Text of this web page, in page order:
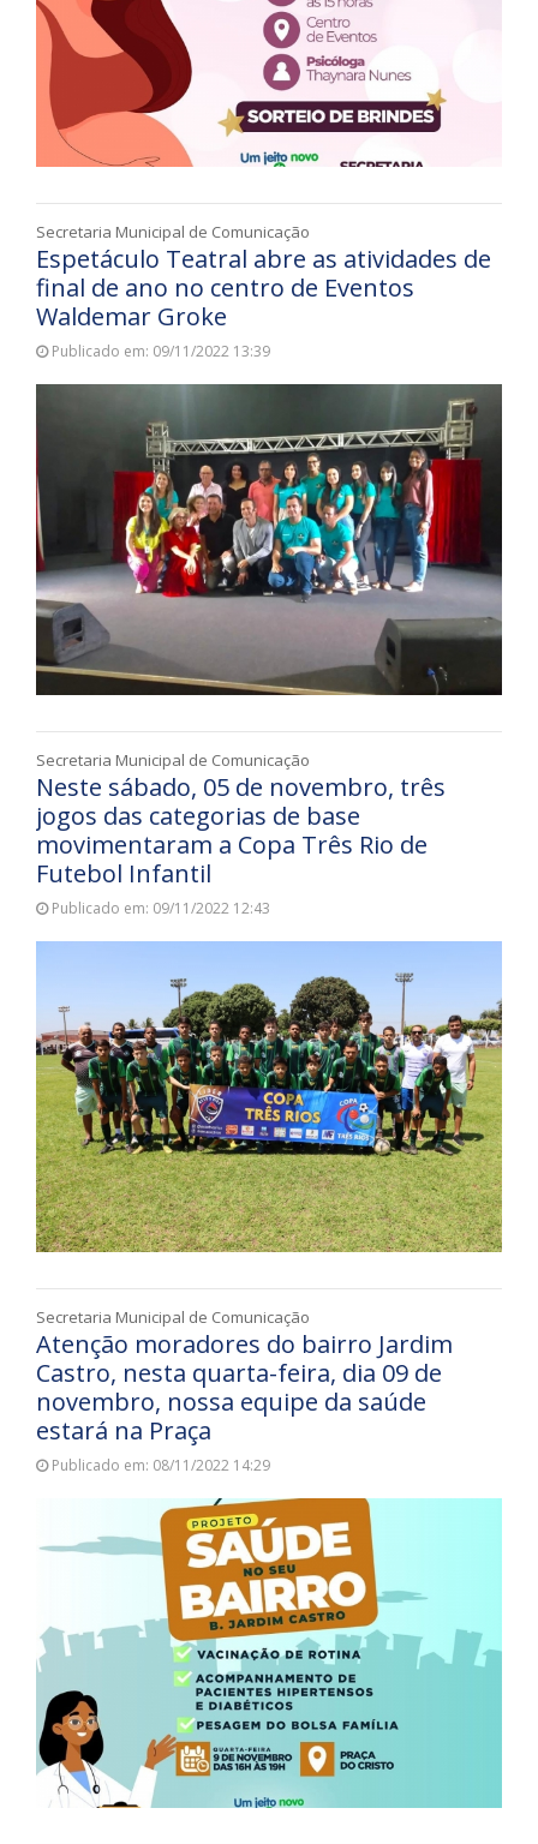
Secretaria Municipal de Comunicação
Espetáculo Teatral abre as atividades de
final de ano no centro de Eventos
Waldemar Groke
Publicado em: 09/11/2022 13:39
Secretaria Municipal de Comunicação
Neste sábado, 05 de novembro, três
jogos das categorias de base
movimentaram a Copa Três Rio de
Futebol Infantil
Publicado em: 09/11/2022 12:43
Secretaria Municipal de Comunicação
Atenção moradores do bairro Jardim
Castro, nesta quarta-feira, dia 09 de
novembro, nossa equipe da saúde
estará na Praça
Publicado em: 08/11/2022 14:29